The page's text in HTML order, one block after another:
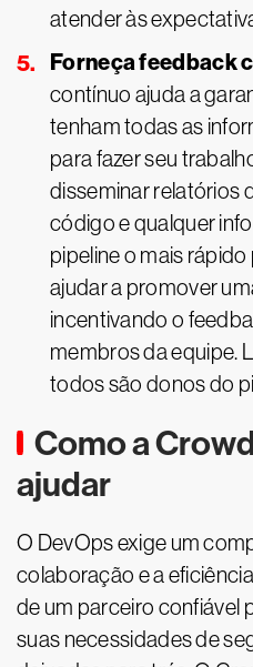
atender às
Forneça feedback
contínuo ajuda a
tenham todas as
para fazer seu
disseminar relatórios
código e qualquer
pipeline o mais
ajudar a promover
incentivando o
membros da equipe.
todos são donos do
Como a
ajudar
O DevOps exige um
colaboração e a
de um parceiro confiável
suas necessidades de